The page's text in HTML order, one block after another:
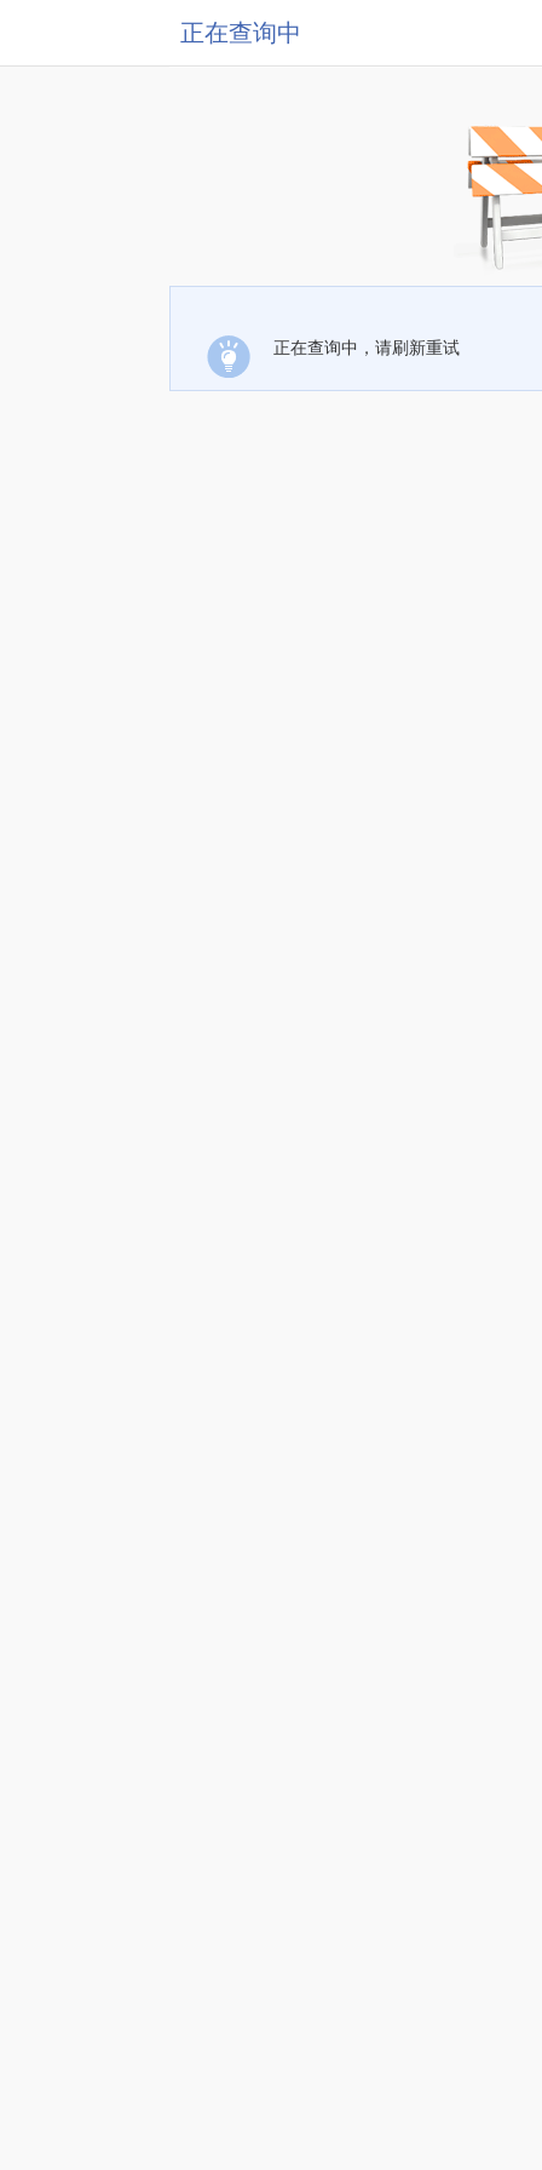
正在查询中
正在查询中，请刷新重试